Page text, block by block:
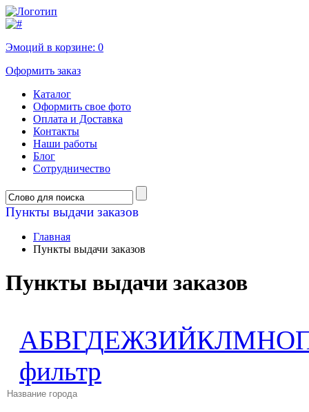
Эмоций в корзине: 0
Оформить заказ
Каталог
Оформить свое фото
Оплата и Доставка
Контакты
Наши работы
Блог
Сотрудничество
Пункты выдачи заказов
Главная
Пункты выдачи заказов
Пункты выдачи заказов
АБВГДЕЖЗИЙКЛМНО
фильтр